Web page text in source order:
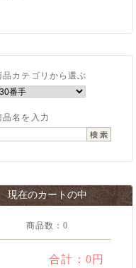
品カテゴリから選ぶ
品名を入力
現在のカートの中
商品数：0
合計： 0円